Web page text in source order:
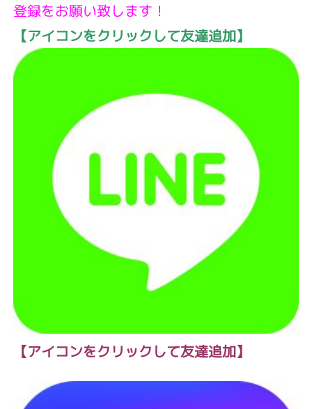
登録をお願い致します！
【アイコンをクリックして友達追加】
【アイコンをクリックして友達追加】